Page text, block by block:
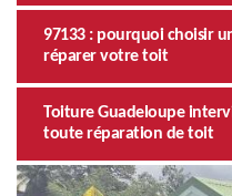
97133 : pourquoi choisir
réparer votre toit
Toiture Guadeloupe
toute réparation de toit